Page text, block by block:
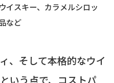
イスキー、カラメルシロッ
など
、そして本格的なウイ
いう点で、コストパ